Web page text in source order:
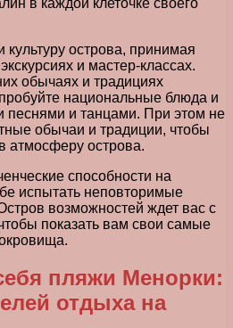
культуру острова, принимая
и мастер-классах.
обычаях и традициях
национальные блюда и
песнями и танцами. При этом не
обычаи и традиции, чтобы
атмосферу острова.
способности на
испытать неповторимые
возможностей ждет вас с
показать вам свои самые
пляжи Менорки:
отдыха на